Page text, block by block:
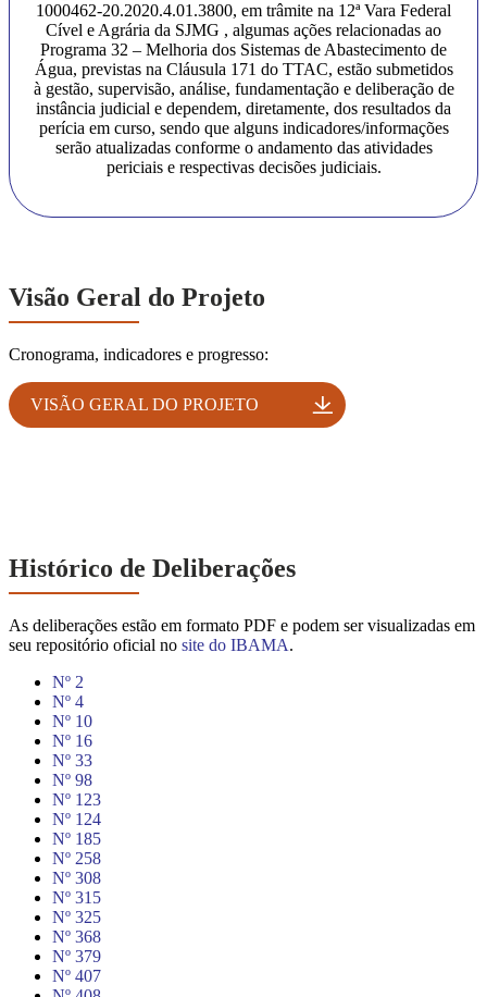
1000462-20.2020.4.01.3800, em trâmite na 12ª Vara Federal
Cível e Agrária da SJMG , algumas ações relacionadas ao
Programa 32 – Melhoria dos Sistemas de Abastecimento de
Água, previstas na Cláusula 171 do TTAC, estão submetidos
à gestão, supervisão, análise, fundamentação e deliberação de
instância judicial e dependem, diretamente, dos resultados da
perícia em curso, sendo que alguns indicadores/informações
serão atualizadas conforme o andamento das atividades
periciais e respectivas decisões judiciais.
Visão Geral do Projeto
Cronograma, indicadores e progresso:
VISÃO GERAL DO PROJETO
Histórico de Deliberações
As deliberações estão em formato PDF e podem ser visualizadas em
seu repositório oficial no site do IBAMA.
Nº 2
Nº 4
Nº 10
Nº 16
Nº 33
Nº 98
Nº 123
Nº 124
Nº 185
Nº 258
Nº 308
Nº 315
Nº 325
Nº 368
Nº 379
Nº 407